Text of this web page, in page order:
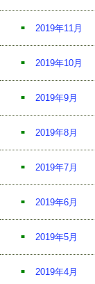
2019年11月
2019年10月
2019年9月
2019年8月
2019年7月
2019年6月
2019年5月
2019年4月